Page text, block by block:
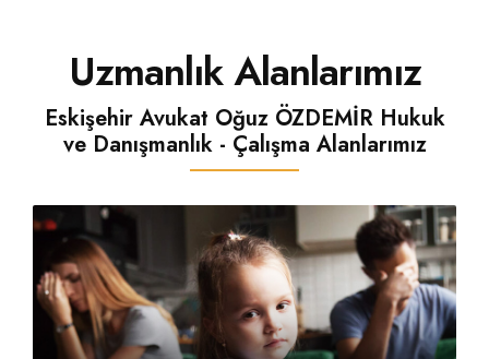
Uzmanlık Alanlarımız
Eskişehir Avukat Oğuz ÖZDEMİR Hukuk
ve Danışmanlık - Çalışma Alanlarımız